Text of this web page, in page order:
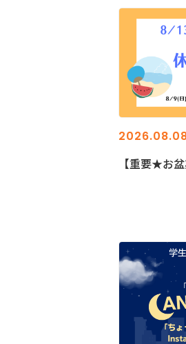
【重要★お